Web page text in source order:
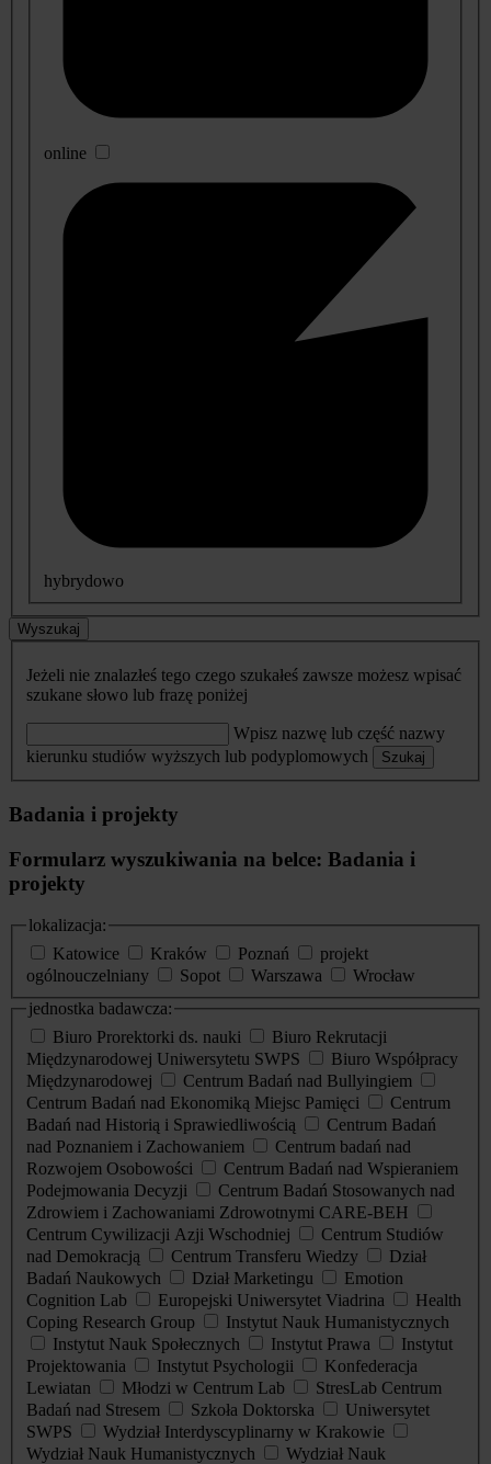
online
hybrydowo
Wyszukaj
Jeżeli nie znalazłeś tego czego szukałeś zawsze możesz wpisać
szukane słowo lub frazę poniżej
Wpisz nazwę lub część nazwy
kierunku studiów wyższych lub podyplomowych
Szukaj
Badania i projekty
Formularz wyszukiwania na belce: Badania i
projekty
lokalizacja:
Katowice
Kraków Poznań
projekt
ogólnouczelniany
Sopot Warszawa
Wrocław
jednostka badawcza:
Biuro Prorektorki ds. nauki
Biuro Rekrutacji
Międzynarodowej Uniwersytetu SWPS
Biuro Współpracy
Międzynarodowej
Centrum Badań nad Bullyingiem
Centrum Badań nad Ekonomiką Miejsc Pamięci
Centrum
Badań nad Historią i Sprawiedliwością
Centrum Badań
nad Poznaniem i Zachowaniem
Centrum badań nad
Rozwojem Osobowości
Centrum Badań nad Wspieraniem
Podejmowania Decyzji
Centrum Badań Stosowanych nad
Zdrowiem i Zachowaniami Zdrowotnymi CARE-BEH
Centrum Cywilizacji Azji Wschodniej
Centrum Studiów
nad Demokracją
Centrum Transferu Wiedzy
Dział
Badań Naukowych
Dział Marketingu
Emotion
Cognition Lab
Europejski Uniwersytet Viadrina
Health
Coping Research Group
Instytut Nauk Humanistycznych
Instytut Nauk Społecznych
Instytut Prawa
Instytut
Projektowania
Instytut Psychologii
Konfederacja
Lewiatan
Młodzi w Centrum Lab
StresLab Centrum
Badań nad Stresem
Szkoła Doktorska
Uniwersytet
SWPS
Wydział Interdyscyplinarny w Krakowie
Wydział Nauk Humanistycznych
Wydział Nauk